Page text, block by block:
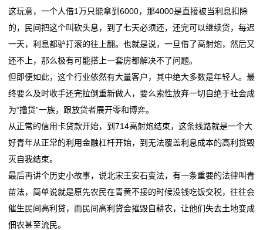
这玩意，一个人借1万只能拿到6000，那4000是直接被当利息扣除
的，民间把这个叫砍头息，到了七天必须还，还完可以继续贷，每迟
一天，利息都驴打滚的往上翻。也就是说，一旦借了高射炮，然后又
还不上，那么极有可能搭上一套房都解决不了问题。
但即便如此，这个行业依然有大量客户，其中绝大多数是年轻人。最
终要么及时收手还完拉倒重新做人，要么索性放弃一切自绝于社会成
为“撸贷”一族，跟放贷者展开零和博弈。
从正常的信用卡贷款开始，到714高射炮结束，这条线路就是一个大
好青年从正常的利用金融杠杆开始，到无法覆盖利息成本的高利贷毁
灭自我结束。
最后再讲个历史小故事，说北宋王安石变法，有一条重要的法律叫青
苗法，简单说就是原先农民在青黄不接的时候没钱吃饭交税，往往会
催生民间高利贷，而民间高利贷会摧毁自耕农，让他们失去土地变成
佃农甚至流民。